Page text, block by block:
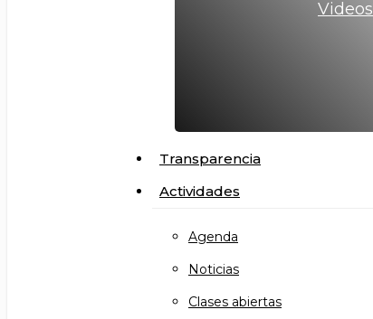
Videos
Transparencia
Actividades
Agenda
Noticias
Clases abiertas